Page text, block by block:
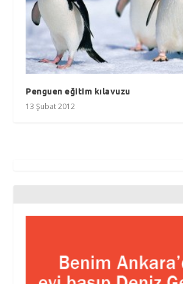
Penguen eğitim kılavuzu
13 Şubat 2012